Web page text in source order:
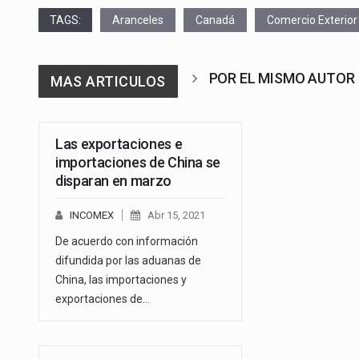
TAGS: Aranceles Canadá Comercio Exterior
MAS ARTICULOS POR EL MISMO AUTOR
Las exportaciones e
importaciones de China se
disparan en marzo
INCOMEX Abr 15, 2021
De acuerdo con información
difundida por las aduanas de
China, las importaciones y
exportaciones de…